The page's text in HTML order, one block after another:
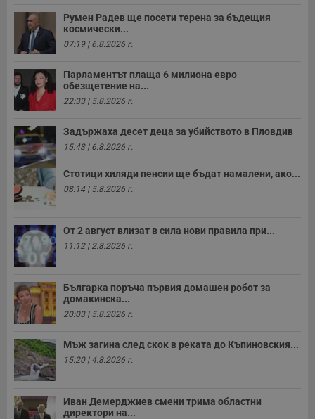
Румен Радев ще посети терена за бъдещия
космически...
07:19 | 6.8.2026 г.
Парламентът плаща 6 милиона евро
обезщетение на...
22:33 | 5.8.2026 г.
Задържаха десет деца за убийството в Пловдив
15:43 | 6.8.2026 г.
Стотици хиляди пенсии ще бъдат намалени, ако...
08:14 | 5.8.2026 г.
От 2 август влизат в сила нови правила при...
11:12 | 2.8.2026 г.
Българка поръча първия домашен робот за
домакинска...
20:03 | 5.8.2026 г.
Мъж загина след скок в реката до Къпиновския...
15:20 | 4.8.2026 г.
Иван Демерджиев смени трима областни
директори на...